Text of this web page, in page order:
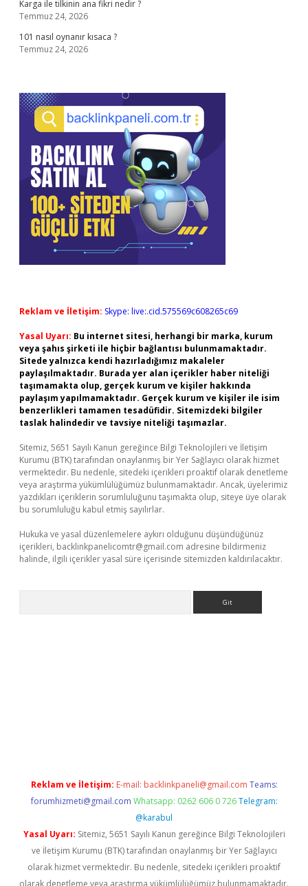
Karga ile tilkinin ana fikri nedir ?
Temmuz 24, 2026
101 nasıl oynanır kısaca ?
Temmuz 24, 2026
Reklam ve İletişim: Skype: live:.cid.575569c608265c69
Yasal Uyarı: Bu internet sitesi, herhangi bir marka, kurum
veya şahıs şirketi ile hiçbir bağlantısı bulunmamaktadır.
Sitede yalnızca kendi hazırladığımız makaleler
paylaşılmaktadır. Burada yer alan içerikler haber niteliği
taşımamakta olup, gerçek kurum ve kişiler hakkında
paylaşım yapılmamaktadır. Gerçek kurum ve kişiler ile isim
benzerlikleri tamamen tesadüfidir. Sitemizdeki bilgiler
taslak halindedir ve tavsiye niteliği taşımazlar.
Sitemiz, 5651 Sayılı Kanun gereğince Bilgi Teknolojileri ve İletişim
Kurumu (BTK) tarafından onaylanmış bir Yer Sağlayıcı olarak hizmet
vermektedir. Bu nedenle, sitedeki içerikleri proaktif olarak denetleme
veya araştırma yükümlülüğümüz bulunmamaktadır. Ancak, üyelerimiz
yazdıkları içeriklerin sorumluluğunu taşımakta olup, siteye üye olarak
bu sorumluluğu kabul etmiş sayılırlar.
Hukuka ve yasal düzenlemelere aykırı olduğunu düşündüğünüz
içerikleri, backlinkpanelicomtr@gmail.com adresine bildirmeniz
halinde, ilgili içerikler yasal süre içerisinde sitemizden kaldırılacaktır.
Reklam ve İletişim: E-mail: backlinkpaneli@gmail.com Teams:
forumhizmeti@gmail.com Whatsapp: 0262 606 0 726 Telegram:
@karabul
Yasal Uyarı: Sitemiz, 5651 Sayılı Kanun gereğince Bilgi Teknolojileri
ve İletişim Kurumu (BTK) tarafından onaylanmış bir Yer Sağlayıcı
olarak hizmet vermektedir. Bu nedenle, sitedeki içerikleri proaktif
olarak denetleme veya araştırma yükümlülüğümüz bulunmamaktadır.